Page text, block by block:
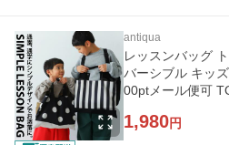
antiqua
レッスンバッグ
バーシブル キッ
00ptメール便可
1,980円